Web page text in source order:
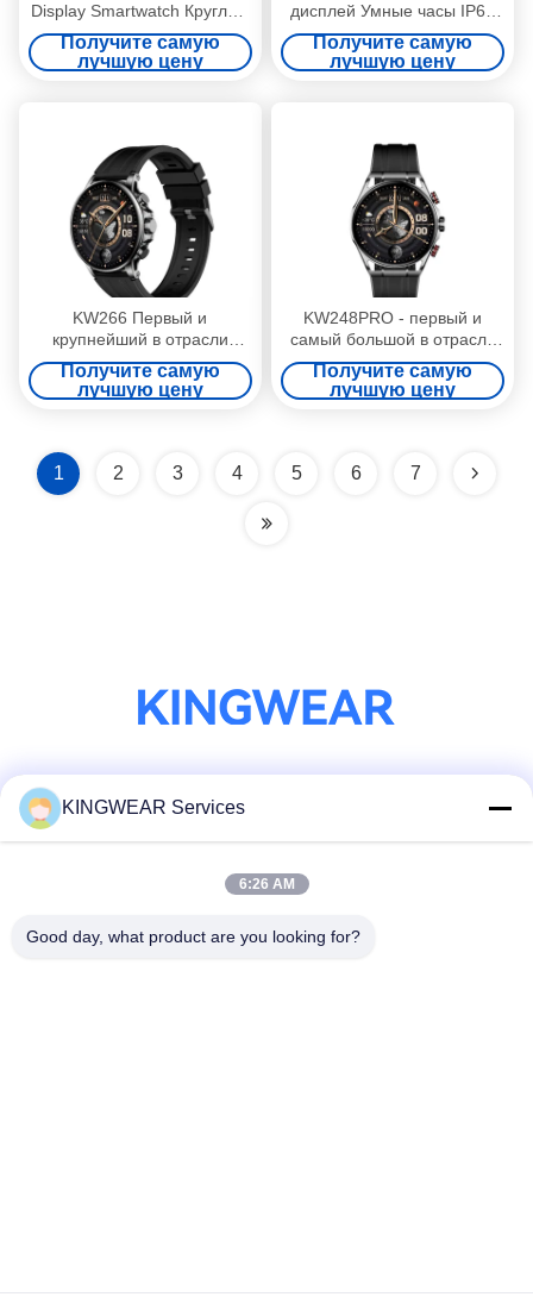
Display Smartwatch Круглый
водостойкий IP68
Получите самую
лучшую цену
дисплей Умные часы IP68
Спортивное здоровье
Умные часы с музыкальным
хранилищем
Получите самую
лучшую цену
KW266 Первый и
крупнейший в отрасли
круглый AMOLED-смартвотч
1,6" с Bluetooth-вызовами и
передовыми датчиками
Получите самую
лучшую цену
KW248PRO - первый и
самый большой в отрасли
1,6 дюймовый круглый
AMOLED-дисплейный
умный часов с Bluetooth-
Получите самую
лучшую цену
1 2 3 4 5 6 7
Социальные сети
KINGWEAR Services
6:26 AM
Good day, what product are you looking for?